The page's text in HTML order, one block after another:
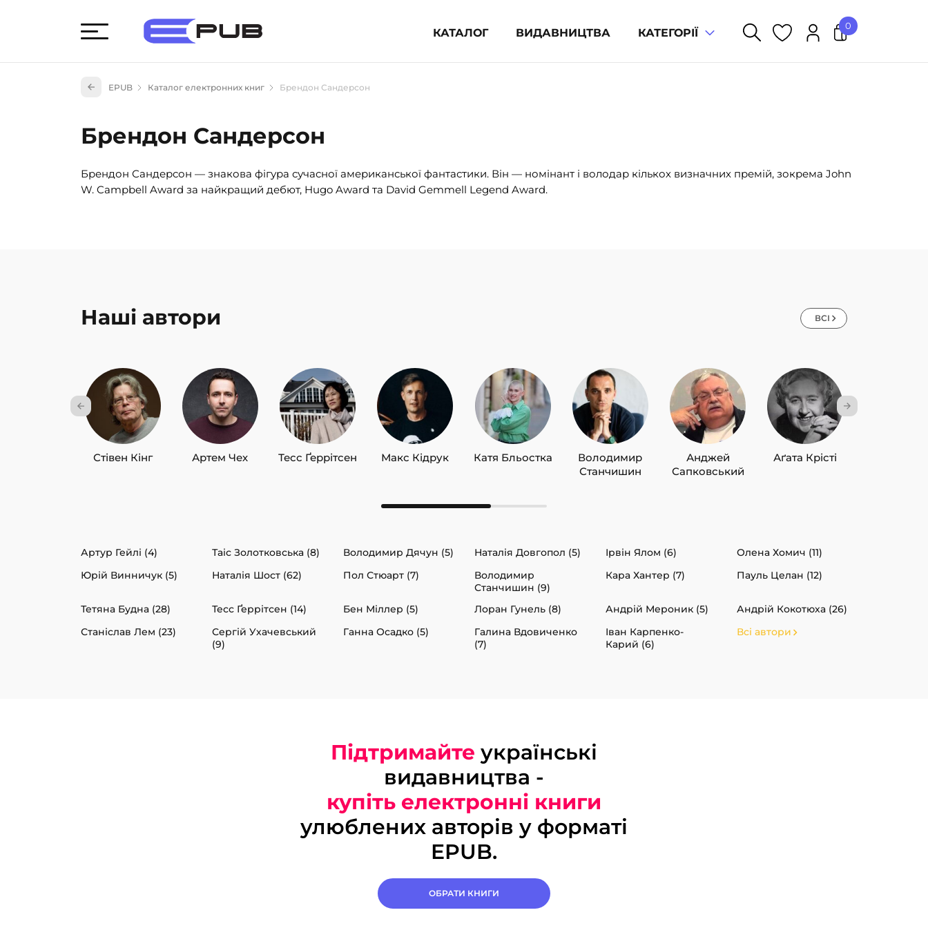
КАТАЛОГ ВИДАВНИЦТВА КАТЕГОРІЇ
Художня література (1854)
Науково-популярна література (1015)
(527)
0
У кошику немає товарів.
EPUB Каталог електронних книг Брендон Сандерсон
Брендон Сандерсон
Брендон Сандерсон — знакова фігура сучасної американської фантастики. Він — номінант і володар кількох визначних премій, зокрема John
W. Campbell Award за найкращий дебют, Hugo Award та David Gemmell Legend Award.
Наші автори ВСІ
Стівен Кінг Артем Чех Тесс Ґеррітсен Макс Кідрук Катя Бльостка
Володимир
Станчишин
Анджей
Сапковський
Аґата Крісті
Артур Гейлі (4) Таіс Золотковська (8) Володимир Дячун (5) Наталія Довгопол (5) Ірвін Ялом (6)
Олена Хомич (11)
Юрій Винничук (5)
Наталія Шост (62) Пол Стюарт (7)
Володимир
Станчишин (9)
Кара Хантер (7) Пауль Целан (12)
Тетяна Будна (28) Тесс Ґеррітсен (14) Бен Міллер (5) Лоран Гунель (8) Андрій Мероник (5)
Андрій Кокотюха (26)
Станіслав Лем (23)
Сергій Ухачевський
(9)
Ганна Осадко (5)
Галина Вдовиченко
(7)
Іван Карпенко-
Карий (6)
Всі автори
Підтримайте українські
видавництва -
купіть електронні книги
улюблених авторів у форматі
EPUB.
ОБРАТИ КНИГИ